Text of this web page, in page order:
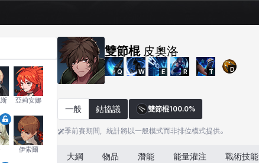
亞莉安娜
伊索爾
雙節棍 皮奧洛
Q W E R T D
一般 鈷協議 雙節棍100.0%
季前賽期間，統計將以一般模式而非排位模式提供。
大綱 物品 潛能 能量灌注 戰術技能